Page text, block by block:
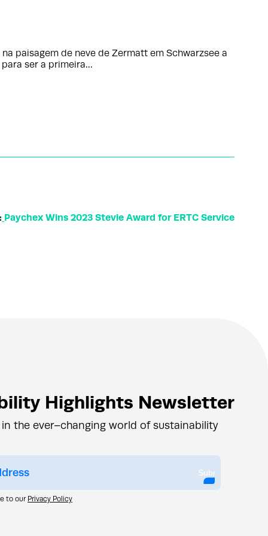
paisagem de neve de Zermatt em Schwarzsee a
ser a primeira…
Paychex Wins 2023 Stevie Award for ERTC Service
Highlights Newsletter
the ever–changing world of sustainability
Submit
to our Privacy Policy